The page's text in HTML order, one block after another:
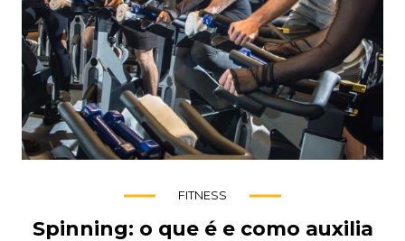
FITNESS
Spinning: o que é e como auxilia